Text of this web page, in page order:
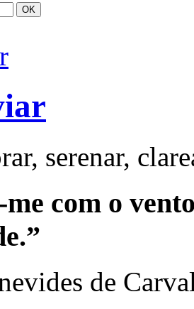
serenar,
com o
de